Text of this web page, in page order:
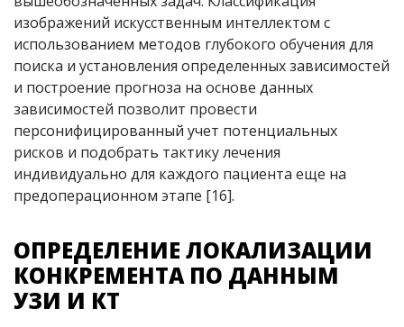
изображений искусственным интеллектом с
использованием методов глубокого обучения для
поиска и установления определенных зависимостей
и построение прогноза на основе данных
зависимостей позволит провести
персонифицированный учет потенциальных
рисков и подобрать тактику лечения
индивидуально для каждого пациента еще на
предоперационном этапе [16].
ОПРЕДЕЛЕНИЕ ЛОКАЛИЗАЦИИ
КОНКРЕМЕНТА ПО ДАННЫМ
УЗИ И КТ